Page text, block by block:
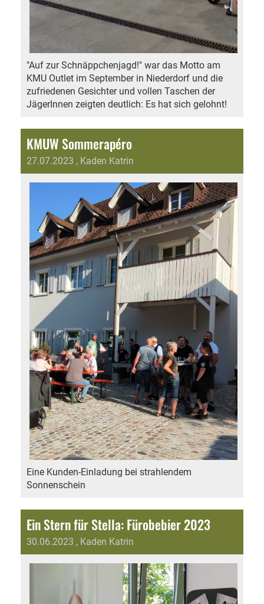
"Auf zur Schnäppchenjagd!" war das Motto am
KMU Outlet im September in Niederdorf und die
zufriedenen Gesichter und vollen Taschen der
JägerInnen zeigten deutlich: Es hat sich gelohnt!
KMUW Sommerapéro
27.07.2023 , Kaden Katrin
Eine Kunden-Einladung bei strahlendem
Sonnenschein
Ein Stern für Stella: Fürobebier 2023
30.06.2023 , Kaden Katrin